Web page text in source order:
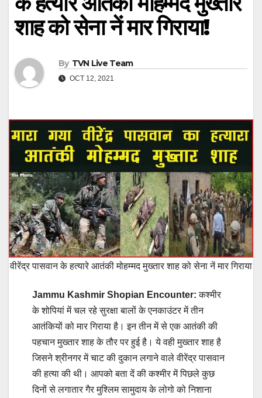
शाह को सेना नें मार गिराया!
By TVN Live Team
OCT 12, 2021
वीरेंद्र पासवान के हत्यारे आतंकी मोहम्मद मुख्तार शाह को सेना नें मार गिराया
Jammu Kashmir Shopian Encounter: कश्मीर
के शोपियां में चल रहे सुरक्षा बालों के एनकाउंटर में तीन
आतंकियों को मार गिराया है। इन तीन में से एक आतंकी की
पहचान मुख्तार शाह के तौर पर हुई है। ये वही मुख्तार शाह है
जिसने श्रीनगर में चाट की दुकान लगाने वाले वीरेंद्र पासवान
की हत्या की थी। आपको बता दें की कश्मीर में पिछले कुछ
दिनों से लगातार गैर मुश्लिम सामुदाय के लोगो को निशाना